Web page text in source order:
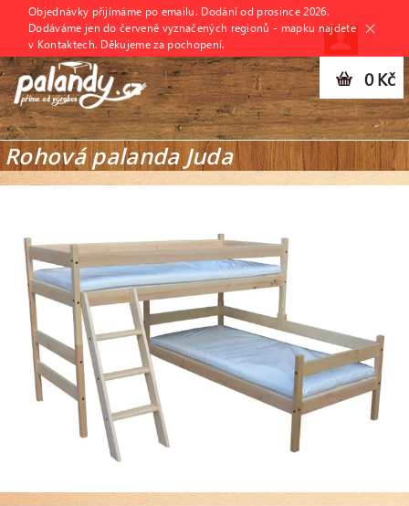
Objednávky přijímáme po emailu. Dodání od prosince 2026.
Dodáváme jen do červeně vyznačených regionů - mapku najdete
v Kontaktech. Děkujeme za pochopení.
0 Kč
Rohová palanda Juda